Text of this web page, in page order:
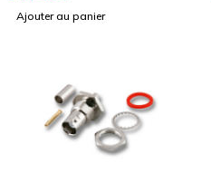
Ajouter au panier